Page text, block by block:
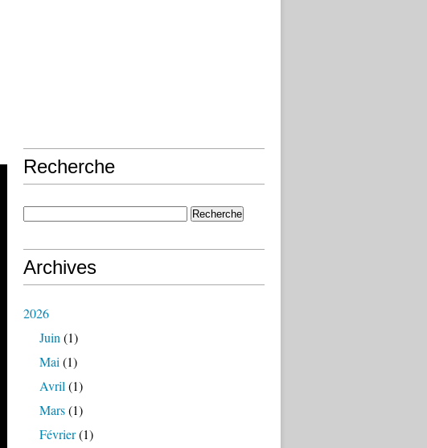
Recherche
Archives
2026
Juin (1)
Mai (1)
Avril (1)
Mars(1)
Février(1)